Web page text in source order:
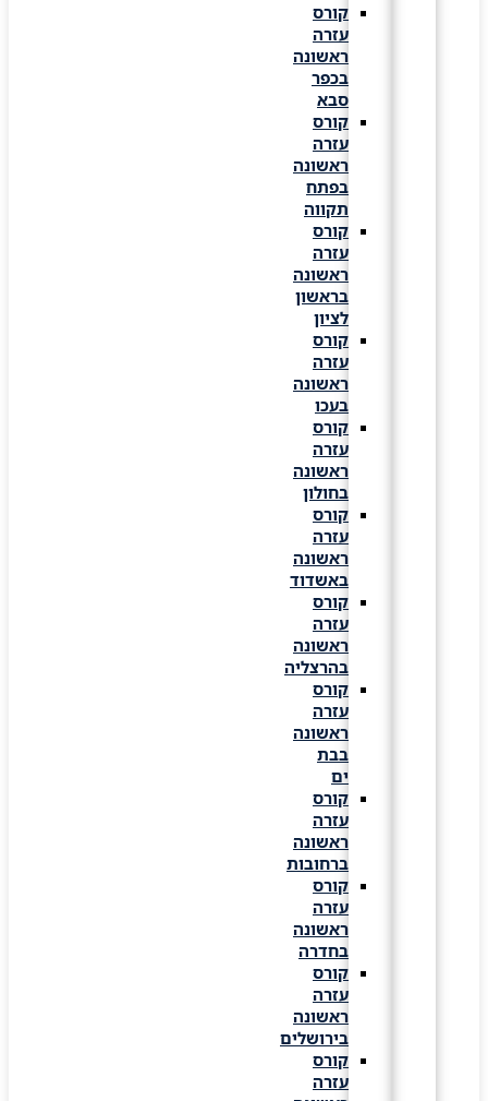
קורס
עזרה
ראשונה
בכפר
קורס
עזרה
ראשונה
בפתח
תקווה
קורס
עזרה
ראשונה
בראשון
קורס
עזרה
ראשונה
קורס
עזרה
ראשונה
בחולון
קורס
עזרה
ראשונה
באשדוד
קורס
עזרה
ראשונה
בהרצליה
קורס
עזרה
ראשונה
קורס
עזרה
ראשונה
ברחובות
קורס
עזרה
ראשונה
בחדרה
קורס
עזרה
ראשונה
בירושלים
קורס
עזרה